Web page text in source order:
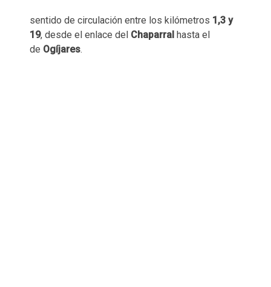
sentido de circulación entre los kilómetros 1,3 y
19, desde el enlace del Chaparral hasta el
de Ogíjares.